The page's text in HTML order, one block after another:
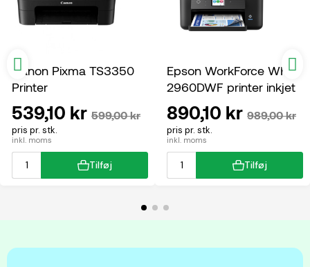
Canon Pixma TS3350
Printer
pris pr. stk.
inkl. moms
539,10 kr 599,00 kr
Tilføj
Epson WorkForce WF-
2960DWF printer inkjet
multifunktion
pris pr. stk.
inkl. moms
890,10 kr 989,00 kr
Tilføj